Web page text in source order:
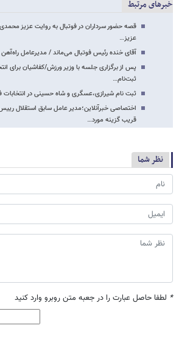
خبرهای مرتبط
عزیز…
آقای خنده رئیس فوتبال می‌ماند / مدیرعامل
پس از برگزاری جلسه با وزیر ورزش/کفاشیان برای
ثبت‌نام…
ثبت نام شیرازی،عسگری و شاه حسینی در انتخابات
اختصاصی خبرآنلاین؛مدیر عامل سابق استقلال
قریب گزینه مورد…
نظر شما
* لطفا حاصل عبارت را در جعبه متن روبرو وارد کنید